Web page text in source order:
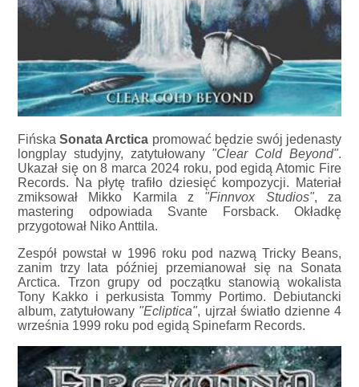
FińskaSonata Arctica promować będzie swój jedenasty
longplay studyjny, zatytułowany "Clear Cold Beyond".
Ukazał się on 8 marca 2024 roku, pod egidą Atomic Fire
Records. Na płytę trafiło dziesięć kompozycji. Materiał
zmiksował Mikko Karmila z "Finnvox Studios", za
mastering odpowiada Svante Forsback. Okładkę
przygotował Niko Anttila.
Zespół powstał w 1996 roku pod nazwą Tricky Beans,
zanim trzy lata później przemianował się na Sonata
Arctica. Trzon grupy od początku stanowią wokalista
Tony Kakko i perkusista Tommy Portimo. Debiutancki
album, zatytułowany "Ecliptica", ujrzał światło dzienne 4
września 1999 roku pod egidą Spinefarm Records.